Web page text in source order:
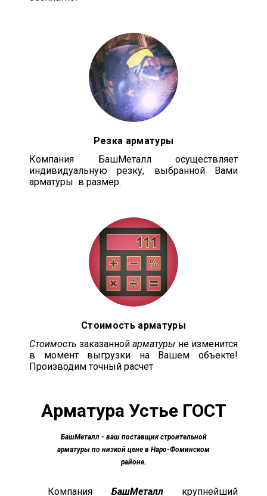
Резка арматуры
Компания БашМеталл осуществляет
индивидуальную резку, выбранной Вами
арматуры в размер.
Стоимость арматуры
Стоимость заказанной арматуры не изменится
в момент выгрузки на Вашем объекте!
Производим точный расчет
Арматура Устье ГОСТ
БашМеталл- ваш поставщик строительной
арматуры по низкой цене в Наро-Фоминском
районе.
Компания БашМеталлкрупнейший